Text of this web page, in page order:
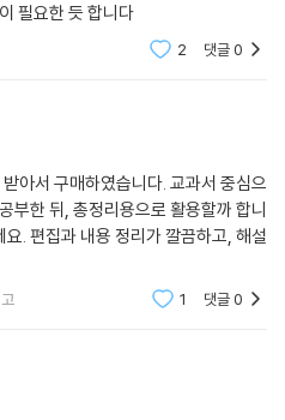
필요한 듯 합니다
2 댓글0
아서 구매하였습니다. 교과서 중심으
부한 뒤, 총정리용으로 활용할까 합니
. 편집과 내용 정리가 깔끔하고, 해설
1 댓글0